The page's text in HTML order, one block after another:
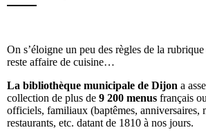
On s’éloigne un peu des règles de la
reste affaire de cuisine…
La bibliothèque municipale de Dijon a
collection de plus de 9 200 menus français
officiels, familiaux (baptêmes, anniversaires,
restaurants, etc. datant de 1810 à nos jours.